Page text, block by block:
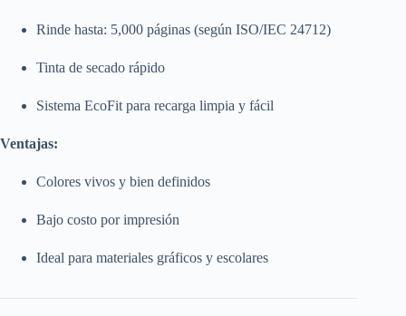
Rinde hasta: 5,000 páginas (según ISO/IEC 24712)
Tinta de secado rápido
Sistema EcoFit para recarga limpia y fácil
Ventajas:
Colores vivos y bien definidos
Bajo costo por impresión
Ideal para materiales gráficos y escolares